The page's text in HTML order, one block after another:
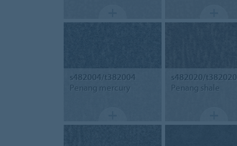
s482004/t382004
Penang mercury
s482020/t382020
Penang shale